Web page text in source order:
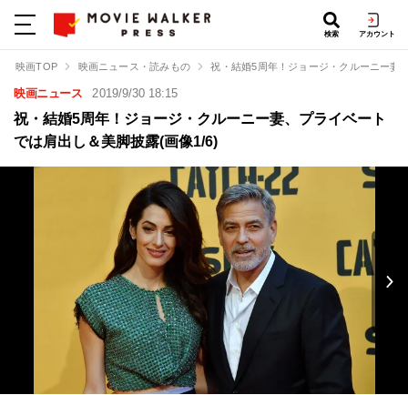
検索 アカウント
映画TOP 映画ニュース・読みもの 祝・結婚5周年！ジョージ・クルーニー妻
映画ニュース 2019/9/30 18:15
祝・結婚5周年！ジョージ・クルーニー妻、プライベート
では肩出し＆美脚披露(画像1/6)